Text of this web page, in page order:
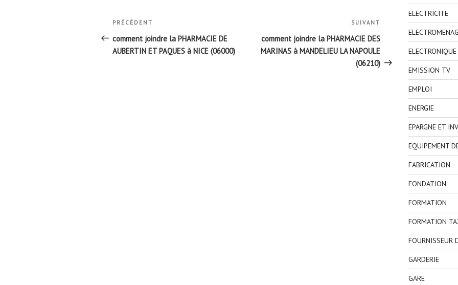
Navigation
de
l’article
Article
précédent
PRÉCÉDENT
comment joindre la PHARMACIE DE
AUBERTIN ET PAQUES à NICE (06000)
suivant
SUIVANT
comment joindre la PHARMACIE DES
MARINAS à MANDELIEU LA NAPOULE
(06210)
ELECTRICITE
EMISSION TV
EMPLOI
ENERGIE
EPARGNE ET
EQUIPEMENT
FABRICATION
FONDATION
FORMATION
FORMATION
FOURNISSEUR
GARDERIE
GARE